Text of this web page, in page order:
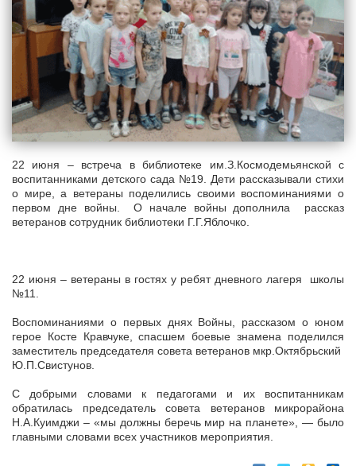
22 июня – встреча в библиотеке им.З.Космодемьянской с
воспитанниками детского сада №19. Дети рассказывали стихи
о мире, а ветераны поделились своими воспоминаниями о
первом дне войны. О начале войны дополнила рассказ
ветеранов сотрудник библиотеки Г.Г.Яблочко.
22 июня – ветераны в гостях у ребят дневного лагеря школы
№11.
Воспоминаниями о первых днях Войны, рассказом о юном
герое Косте Кравчуке, спасшем боевые знамена поделился
заместитель председателя совета ветеранов мкр.Октябрьский
Ю.П.Свистунов.
С добрыми словами к педагогами и их воспитанникам
обратилась председатель совета ветеранов микрорайона
Н.А.Куимджи – «мы должны беречь мир на планете», — было
главными словами всех участников мероприятия.